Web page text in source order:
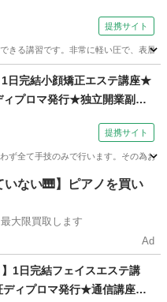
ミー 千葉・柏校）提携サイト
きる講習です。非常に軽い圧で、表層
日完結小顔矯正エステ講座★
ィプロマ発行★独立開業副業
提携サイト
ず全て手技のみで行います。その為
いない🎹】ピアノを買い
大限買取します
Ad
1日完結フェイスエステ講
ィプロマ発行★通信講座あ